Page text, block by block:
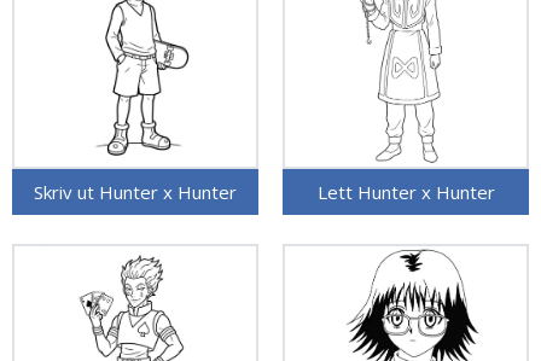
Skriv ut Hunter x Hunter Lett Hunter x Hunter